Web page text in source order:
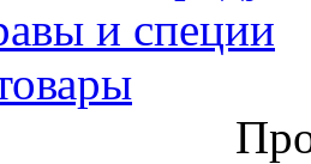
и специи